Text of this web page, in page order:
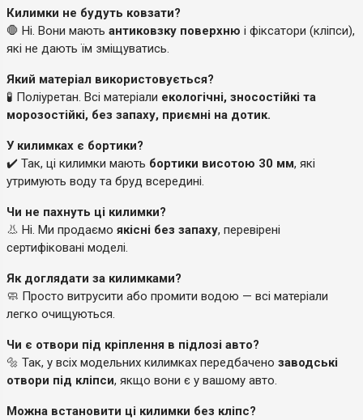
Килимки не будуть ковзати?
🛑 Ні. Вони мають антиковзку поверхню і фіксатори (кліпси),
які не дають їм зміщуватись.
Який матеріал використовується?
🧪 Поліуретан. Всі матеріали екологічні, зносостійкі та
морозостійкі, без запаху, приємні на дотик.
У килимках є бортики?
✔️ Так, ці килимки мають бортики висотою 30 мм, які
утримують воду та бруд всередині.
Чи не пахнуть ці килимки?
👃 Ні. Ми продаємо якісні без запаху, перевірені
сертифіковані моделі.
Як доглядати за килимками?
🧼 Просто витрусити або промити водою — всі матеріали
легко очищуються.
Чи є отвори під кріплення в підлозі авто?
🔩 Так, у всіх модельних килимках передбачено заводські
отвори під кліпси, якщо вони є у вашому авто.
Можна встановити ці килимки без кліпс?